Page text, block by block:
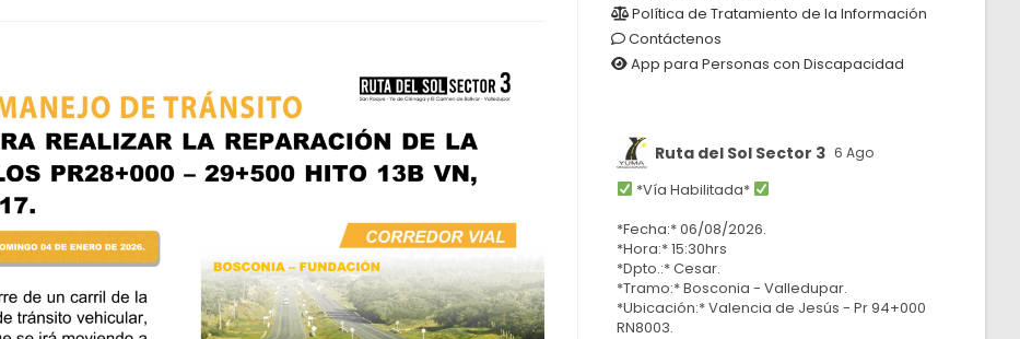
Política de Tratamiento de la Información
Contáctenos
App para Personas con Discapacidad
Ruta del Sol Sector 3 6 Ago
*Vía Habilitada*
*Fecha:* 06/08/2026.
*Hora:* 15:30hrs
*Dpto.:* Cesar.
*Tramo:* Bosconia - Valledupar.
*Ubicación:* Valencia de Jesús - Pr 94+000
RN8003.